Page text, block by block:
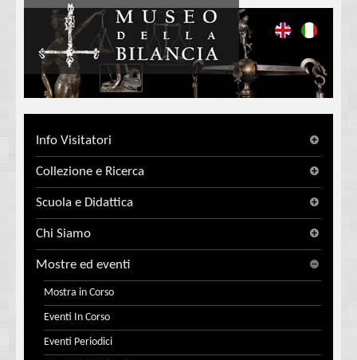
Info Visitatori
Collezione e Ricerca
Scuola e Didattica
Chi Siamo
Mostre ed eventi
Mostra in Corso
Eventi In Corso
Eventi Periodici